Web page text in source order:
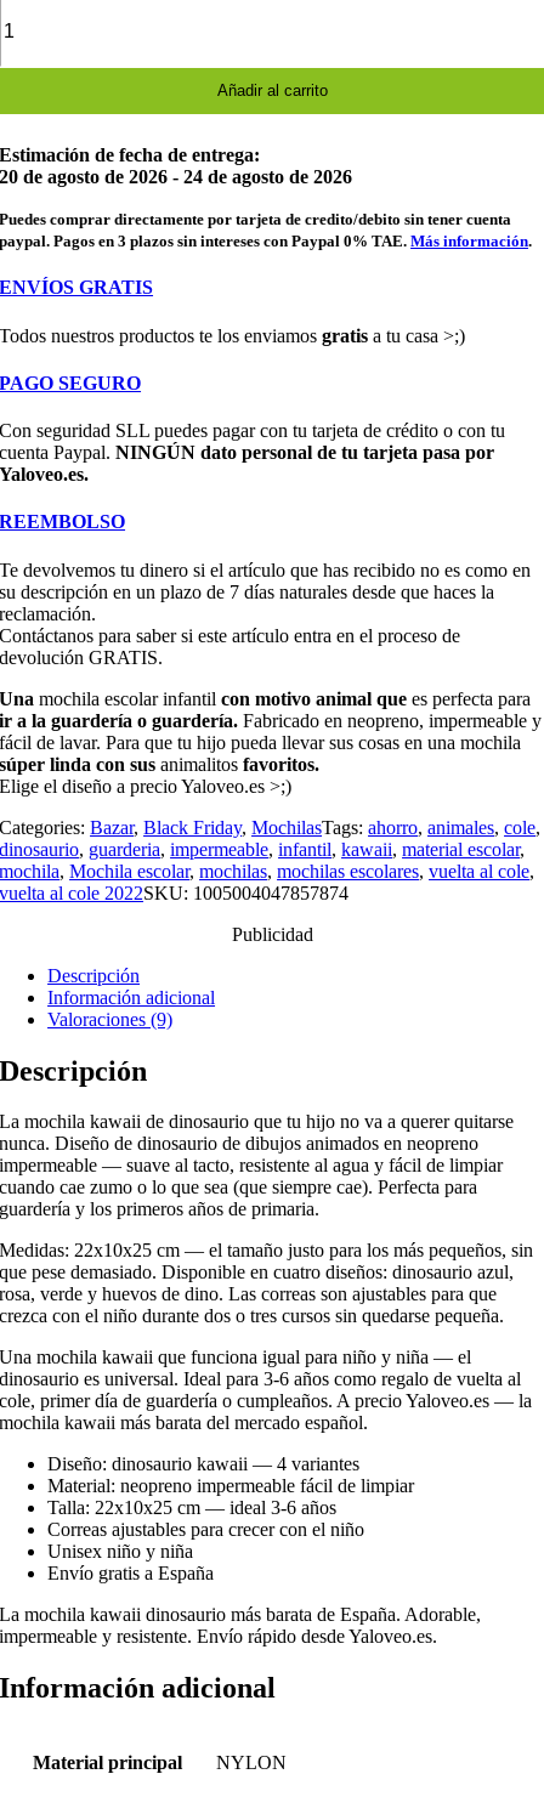
Añadir al carrito
Estimación de fecha de entrega:
20 de agosto de 2026 - 24 de agosto de 2026
Puedes comprar directamente por tarjeta de credito/debito sin tener cuenta
paypal. Pagos en 3 plazos sin intereses con Paypal 0% TAE.Más información.
ENVÍOS GRATIS
Todos nuestros productos te los enviamosgratis a tu casa >;)
PAGO SEGURO
Con seguridad SLL puedes pagar con tu tarjeta de crédito o con tu
cuenta Paypal.NINGÚN dato personal de tu tarjeta pasa por
Yaloveo.es.
REEMBOLSO
Te devolvemos tu dinero si el artículo que has recibido no es como en
su descripción en un plazo de 7 días naturales desde que haces la
reclamación.
Contáctanos para saber si este artículo entra en el proceso de
devolución GRATIS.
Una mochila escolar infantilcon motivo animal que es perfecta para
ir a la guardería o guardería. Fabricado en neopreno, impermeable y
fácil de lavar. Para que tu hijo pueda llevar sus cosas en una mochila
súper linda con sus animalitosfavoritos.
Elige el diseño a precio Yaloveo.es >;)
Categories:Bazar,Black Friday,MochilasTags:ahorro,animales,cole,
dinosaurio, guarderia,impermeable,infantil,kawaii,material escolar,
mochila,Mochila escolar,mochilas,mochilas escolares,vuelta al cole,
vuelta al cole 2022SKU: 1005004047857874
Publicidad
Descripción
Información adicional
Valoraciones (9)
Descripción
La mochila kawaii de dinosaurio que tu hijo no va a querer quitarse
nunca. Diseño de dinosaurio de dibujos animados en neopreno
impermeable — suave al tacto, resistente al agua y fácil de limpiar
cuando cae zumo o lo que sea (que siempre cae). Perfecta para
guardería y los primeros años de primaria.
Medidas: 22x10x25 cm — el tamaño justo para los más pequeños, sin
que pese demasiado. Disponible en cuatro diseños: dinosaurio azul,
rosa, verde y huevos de dino. Las correas son ajustables para que
crezca con el niño durante dos o tres cursos sin quedarse pequeña.
Una mochila kawaii que funciona igual para niño y niña — el
dinosaurio es universal. Ideal para 3-6 años como regalo de vuelta al
cole, primer día de guardería o cumpleaños. A precio Yaloveo.es — la
mochila kawaii más barata del mercado español.
Diseño: dinosaurio kawaii — 4 variantes
Material: neopreno impermeable fácil de limpiar
Talla: 22x10x25 cm — ideal 3-6 años
Correas ajustables para crecer con el niño
Unisex niño y niña
Envío gratis a España
La mochila kawaii dinosaurio más barata de España. Adorable,
impermeable y resistente. Envío rápido desde Yaloveo.es.
Información adicional
Material principal NYLON